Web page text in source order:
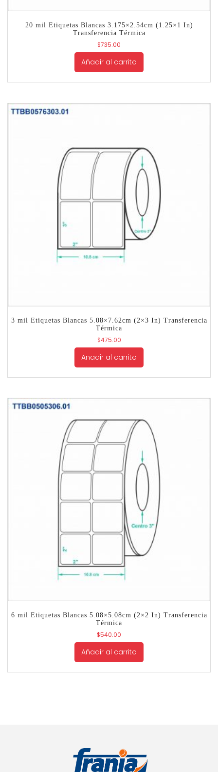
20 mil Etiquetas Blancas 3.175×2.54cm (1.25×1 In)
Transferencia Térmica
$735.00
Añadir al carrito
3 mil Etiquetas Blancas 5.08×7.62cm (2×3 In) Transferencia
Térmica
$475.00
Añadir al carrito
6 mil Etiquetas Blancas 5.08×5.08cm (2×2 In) Transferencia
Térmica
$540.00
Añadir al carrito